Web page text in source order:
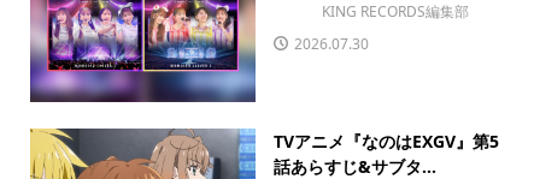
KING RECORDS編集部
2026.07.30
TVアニメ『なのはEXGV』第5
話あらすじ&サブタ...